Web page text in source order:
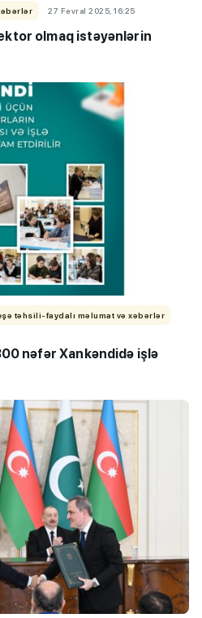
27 Fevral 2025, 16:25
olmaq istəyənlərin
təhsili-faydalı məlumat və xəbərlər
nəfər Xankəndidə işlə